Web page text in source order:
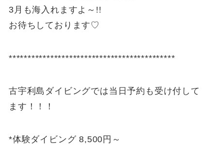
3月も海入れますよ～!!
お待ちしております♡
********************************************
古宇利島ダイビングでは当日予約も受け付して
ます！！！
*体験ダイビング 8,500円～